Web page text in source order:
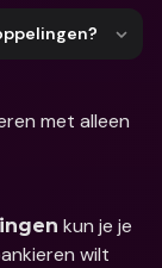
met alleen
kun je je
wilt